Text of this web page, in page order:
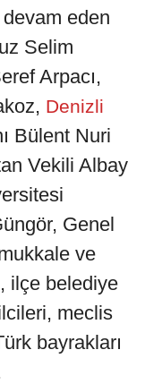
devam eden
Selim
Arpacı,
Denizli
Bülent Nuri
Vekili Albay
Genel
ve
ilçe belediye
meclis
bayrakları